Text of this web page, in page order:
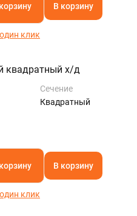
В корзину
клик
квадратный х/д
Сечение
Квадратный
В корзину
клик